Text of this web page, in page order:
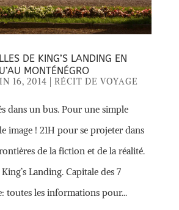
DE KING’S LANDING EN
MONTÉNÉGRO
16, 2014 RÉCIT DE VOYAGE
dans un bus. Pour une simple
image ! 21H pour se projeter dans
de la fiction et de la réalité.
Landing. Capitale des 7
toutes les informations pour...